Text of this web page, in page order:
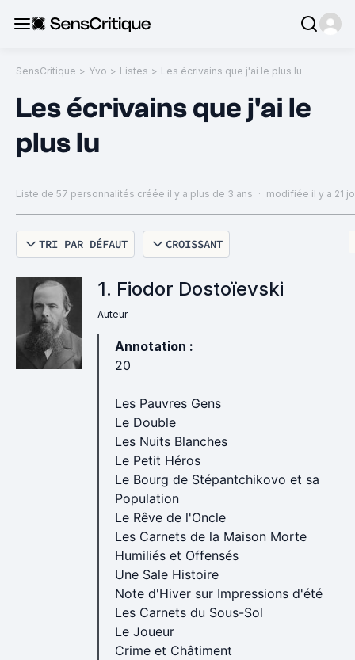
SensCritique > Yvo > Listes > Les écrivains que j'ai le plus lu
Les écrivains que j'ai le
plus lu
Liste de 57 personnalités créée il y a plus de 3 ans · modifiée il y a 21
TRI PAR DÉFAUT CROISSANT
1. Fiodor Dostoïevski
Auteur
Annotation :
20
Les Pauvres Gens
Le Double
Les Nuits Blanches
Le Petit Héros
Le Bourg de Stépantchikovo et sa
Population
Le Rêve de l'Oncle
Les Carnets de la Maison Morte
Humiliés et Offensés
Une Sale Histoire
Note d'Hiver sur Impressions d'été
Les Carnets du Sous-Sol
Le Joueur
Crime et Châtiment